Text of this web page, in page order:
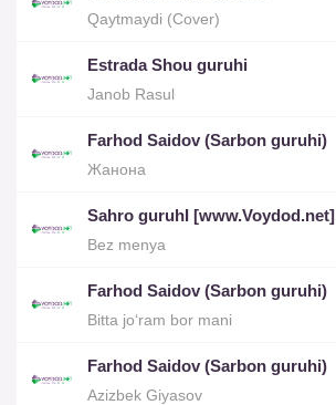
Qaytmaydi (Cover)
Estrada Shou guruhi
Janob Rasul
Farhod Saidov (Sarbon guruhi)
Жанона
Sahro guruhI [www.Voydod.net]
Bez menya
Farhod Saidov (Sarbon guruhi)
Bitta jo‘ram bor mani
Farhod Saidov (Sarbon guruhi)
Azizbek Giyasov